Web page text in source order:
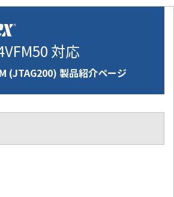
対応
(JTAG200) 製品紹介ページ